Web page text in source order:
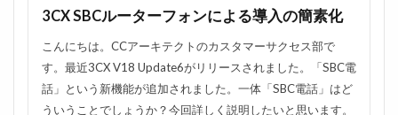
3CX SBCルーターフォンによる導入の簡素化
こんにちは。CCアーキテクトのカスタマーサクセス部で
す。最近3CX V18 Update6がリリースされました。「SBC電
話」という新機能が追加されました。一体「SBC電話」はど
ういうことでしょうか？今回詳しく説明したいと思います。